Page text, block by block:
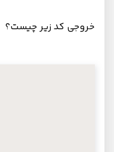
خروجی کد زیر چیست؟